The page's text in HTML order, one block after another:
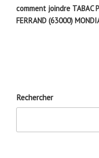
suivant
comment joindre TABAC
FERRAND (63000)
Rechercher